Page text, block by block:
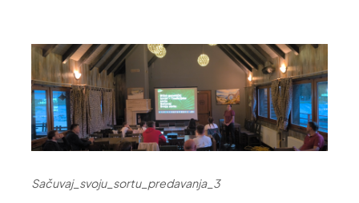
Sačuvaj_svoju_sortu_predavanja_3